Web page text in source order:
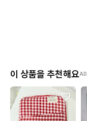
이 상품을 추천해요AD